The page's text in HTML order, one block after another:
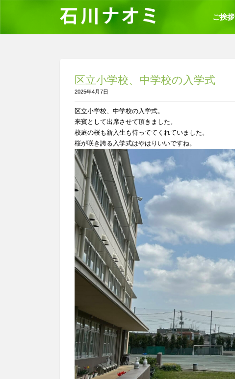
ご挨拶
区立小学校、中学校の入学式
2025年4月7日
区立小学校、中学校の入学式。
来賓として出席させて頂きました。
校庭の桜も新入生も待っててくれていました。
桜が咲き誇る入学式はやはりいいですね。